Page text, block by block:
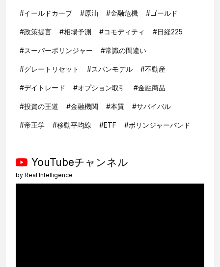
#イールドカーブ #原油 #金融危機 #ゴールド
#政策提言 #相場予測 #コモディティ #日経225
#スーパーボリンジャー #常識の間違い
#グレートリセット #スパンモデル #不動産
#デイトレード #オプション取引 #金融商品
#投資の王道 #金融機関 #本質 #サバイバル
#帝王学 #移動平均線 #ETF #ボリンジャーバンド
YouTubeチャンネル
by Real Intelligence